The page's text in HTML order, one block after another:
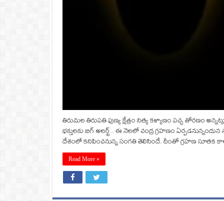
తిరుమల తిరుపతి పుణ్య క్షేత్రం నిత్య కళ్యాణం పచ్చ తోరణం
భక్తులకు బిగ్ అలర్ట్.. ఈ నెలలో చంద్ర గ్రహణం
దేశంలో కనిపించనున్న సంగతి తెలిసిందే. దీంతో గ్రహణ సూతక
Read More »